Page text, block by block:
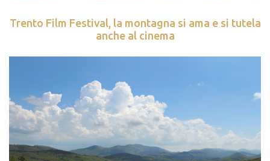
Trento Film Festival, la montagna si ama e si tutela
anche al cinema